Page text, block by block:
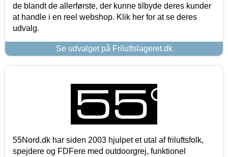
de blandt de allerførste, der kunne tilbyde deres kunder
at handle i en reel webshop. Klik her for at se deres
udvalg.
Se udvalget på Friluftslageret.dk
55Nord.dk har siden 2003 hjulpet et utal af friluftsfolk,
spejdere og FDFere med outdoorgrej, funktionel